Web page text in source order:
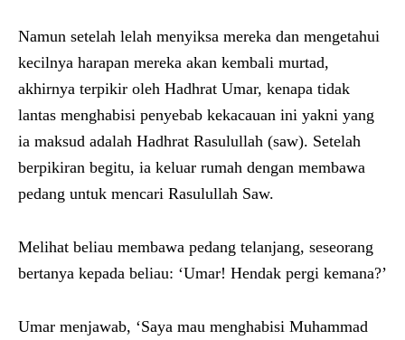
Namun setelah lelah menyiksa mereka dan mengetahui
kecilnya harapan mereka akan kembali murtad,
akhirnya terpikir oleh Hadhrat Umar, kenapa tidak
lantas menghabisi penyebab kekacauan ini yakni yang
ia maksud adalah Hadhrat Rasulullah (saw). Setelah
berpikiran begitu, ia keluar rumah dengan membawa
pedang untuk mencari Rasulullah Saw.
Melihat beliau membawa pedang telanjang, seseorang
bertanya kepada beliau: ‘Umar! Hendak pergi kemana?’
Umar menjawab, ‘Saya mau menghabisi Muhammad